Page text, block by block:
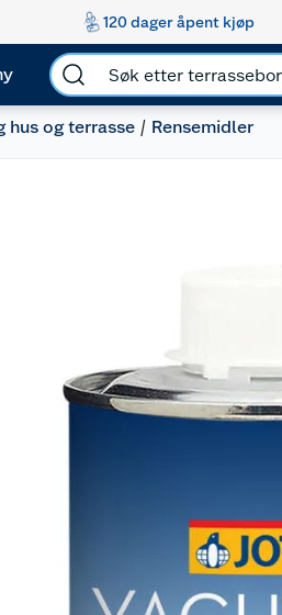
120 dager åpent kjøp
hus og terrasse Rensemidler